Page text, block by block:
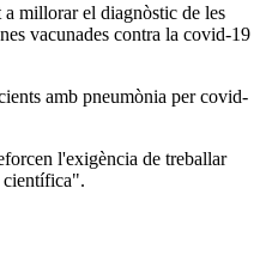
millorar el diagnòstic de les
vacunades contra la covid-19
amb pneumònia per covid-
l'exigència de treballar
científica".